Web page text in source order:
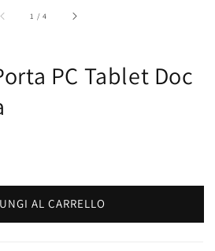
1 /di
4
PC Tablet Doc
AL CARRELLO